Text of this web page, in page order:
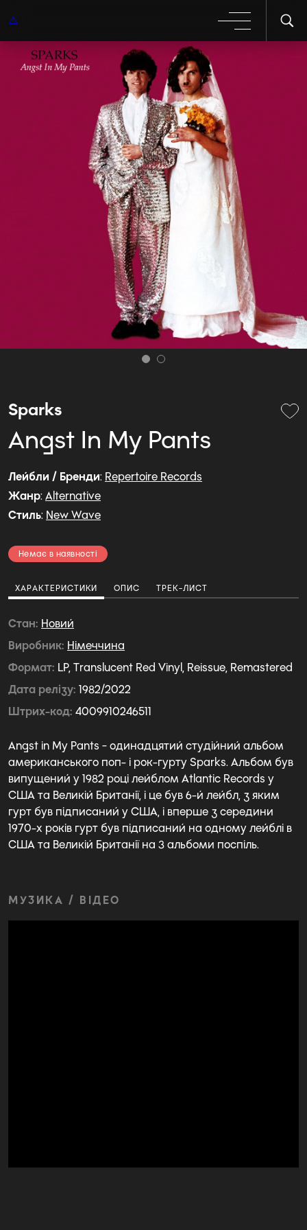
Sparks
Angst In My Pants
Лейбли / Бренди: Repertoire Records
Жанр: Alternative
Стиль: New Wave
Немає в наявності
ХАРАКТЕРИСТИКИ ОПИС ТРЕК-ЛИСТ
Стан Новий
Виробник Німеччина
Формат LP, Translucent Red Vinyl, Reissue, Remastered
Дата релізу 1982/2022
Штрих-код 4009910246511
Angst in My Pants - одинадцятий студійний альбом
американського поп- і рок-гурту Sparks. Альбом був
випущений у 1982 році лейблом Atlantic Records у
США та Великій Британії, і це був 6-й лейбл, з яким
гурт був підписаний у США, і вперше з середини
1970-х років гурт був підписаний на одному лейблі в
США та Великій Британії на 3 альбоми поспіль.
МУЗИКА / ВІДЕО